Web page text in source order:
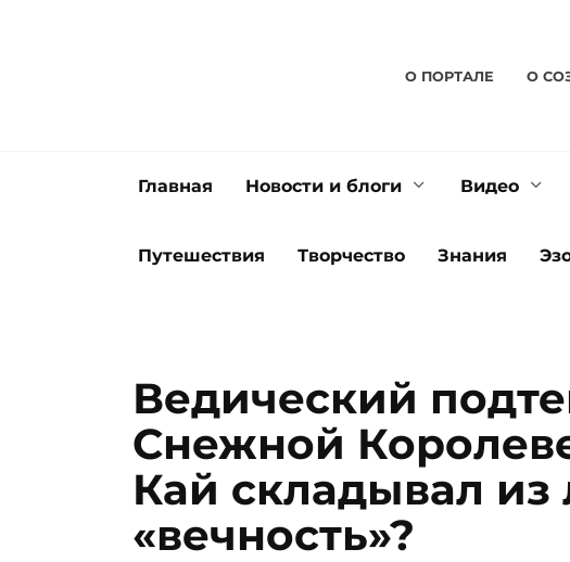
О ПОРТАЛЕ О
Главная Новости и блоги Видео
Путешествия Творчество Знания
Ведический
Снежной
Кай складывал из
«вечность»?